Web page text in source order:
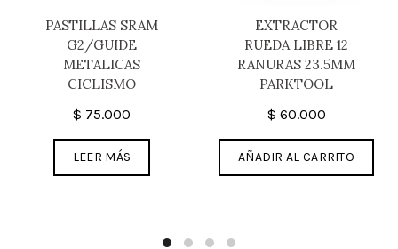
PASTILLAS SRAM
G2/GUIDE
METALICAS
CICLISMO
$ 75.000
LEER MÁS
EXTRACTOR
RUEDA LIBRE 12
RANURAS 23.5MM
PARKTOOL
$ 60.000
AÑADIR AL CARRITO